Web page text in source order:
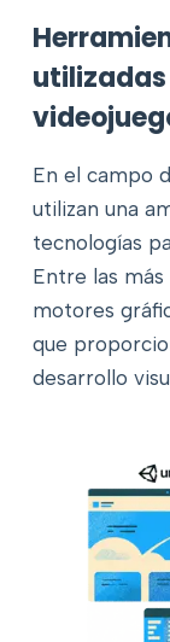
utilizadas
En el campo
utilizan una
tecnologías
Entre las
motores
que
desarrollo